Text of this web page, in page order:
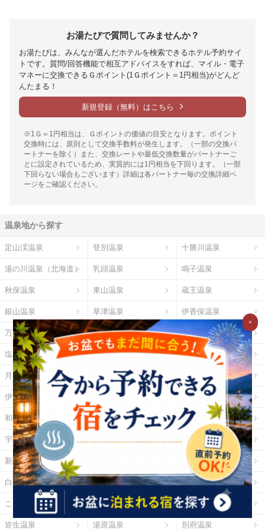
お湯たびで質問してみませんか？
お湯たびは、みんなが選んだホテルを検索できるホテル予約サイ
トです。質問/回答機能で相互アドバイスをすれば、マイル・電子
マネーに交換できるＧポイント(1Ｇポイント＝1円相当)がどんど
んたまる！
新規登録（無料）はこちら
※1Ｇ＝1円相当は、Ｇポイントの価値の目安となります。ポイント
交換時には、原則として交換手数料が発生します。（一部の交換パ
ートナーを除く）また、交換レートや最低交換数量がパートナーご
とに設定されているため、実質的には1円相当を下回ります。（一部
下回らない場合もございます）詳細は各パートナー毎の交換詳細ペ
ージをご確認ください。
温泉地から探す
定山渓温泉 登別温泉 十勝川温泉
湯の川温泉（北海道） 乳頭温泉 鳴子温泉
秋保温泉 東山温泉 蔵王温泉
銀山温泉 草津温泉 伊香保温泉
万座温泉 四万温泉 鬼怒川温泉
塩原温泉 野沢温泉 白骨温泉
月岡温泉 石和温泉 湯河原温泉
伊東温泉 修善寺温泉 下田温泉（静岡県）
和倉温泉 山中温泉 あわら温泉
宇奈月温泉 下呂温泉 平湯温泉
新穂高温泉 有馬温泉
白浜温泉 勝浦温泉 道後温泉
こんぴら温泉 三朝温泉 玉造温泉
皆生温泉 湯原温泉 別府温泉
×